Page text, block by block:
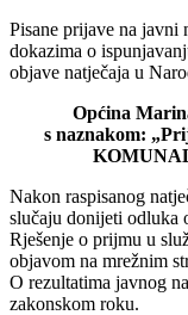
Pisane prijave na javni
dokazima o
objave natječaja u
Općina
s naznakom:
Nakon raspisanog
slučaju donijeti odluka
Rješenje o prijmu u
objavom na mrežnim
O rezultatima javnog
zakonskom roku.